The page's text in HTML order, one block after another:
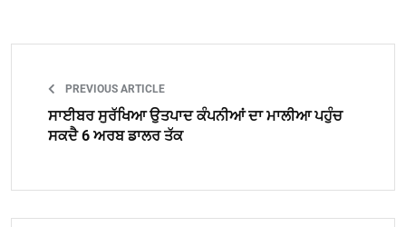
PREVIOUS ARTICLE
ਸਾਈਬਰ ਸੁਰੱਖਿਆ ਉਤਪਾਦ ਕੰਪਨੀਆਂ ਦਾ ਮਾਲੀਆ ਪਹੁੰਚ
ਸਕਦੈ 6 ਅਰਬ ਡਾਲਰ ਤੱਕ